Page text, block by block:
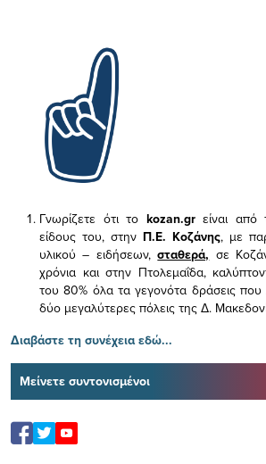
Γνωρίζετε ότι το kozan.gr είναι
είδους του, στην Π.Ε. Κοζάνης, με
υλικού – ειδήσεων,σταθερά, σε
χρόνια και στην Πτολεμαΐδα,
του 80% όλα τα γεγονότα δράσεις
δύο μεγαλύτερες πόλεις της Δ.
Διαβάστε τη συνέχεια εδώ...
Μείνετε συντονισμένοι